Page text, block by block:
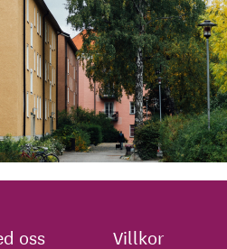
oss Villkor